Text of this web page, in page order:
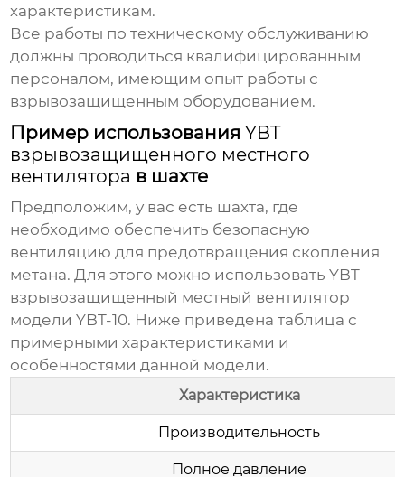
характеристикам.
Все работы по техническому обслуживанию
должны проводиться квалифицированным
персоналом, имеющим опыт работы с
взрывозащищенным оборудованием.
Пример использованияYBT
взрывозащищенного местного
вентилятора в шахте
Предположим, у вас есть шахта, где
необходимо обеспечить безопасную
вентиляцию для предотвращения скопления
метана. Для этого можно использоватьYBT
взрывозащищенный местный вентилятор
модели YBT-10. Ниже приведена таблица с
примерными характеристиками и
особенностями данной модели.
Характеристика
Производительность
Полное давление